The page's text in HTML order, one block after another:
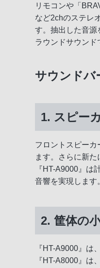
リモコンや「
など2chのステレ
す。抽出した音源
ラウンドサウンド
サウンドバ
1. スピー
フロントスピー
ます。さらに新
『HT-A9000』
音響を実現します
2. 筐体の
『HT-A9000』は
『HT-A8000』は